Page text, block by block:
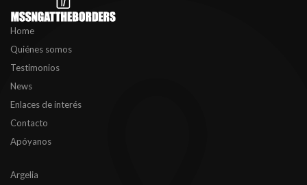
Home
Quiénes somos
Testimonios
News
Enlaces de interés
Contacto
Apóyanos
Argelia